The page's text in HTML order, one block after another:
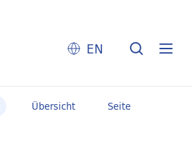
EN
Übersicht Seite